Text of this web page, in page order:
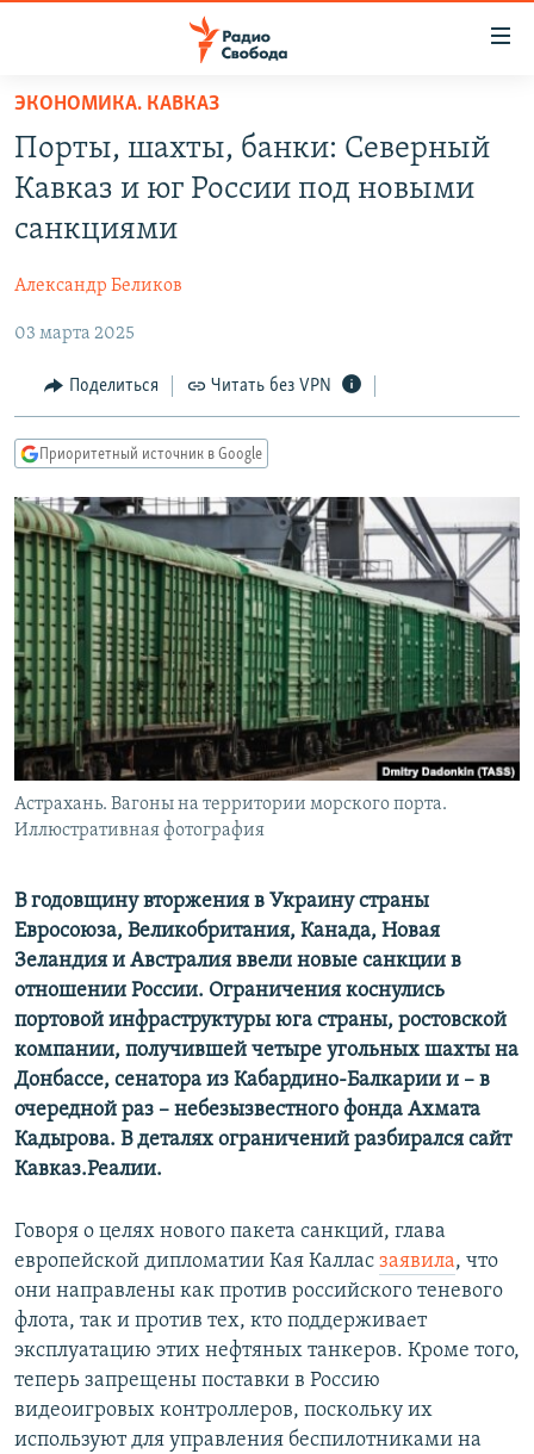
упрощенного
доступа
Вернуться
основному
Вернутся
навигации
Вернутся
поиску
ПОДКАСТЫ
МНЕНИЯ
КУЛЬТУРА
IDEL.РЕАЛИИ
СЕВЕР.РЕАЛИИ
СИБИРЬ.РЕАЛИИ
РАСПИСАНИЕ ВЕЩАНИЯ
ПОДПИШИТЕСЬ НА РАССЫЛКУ
СОЦИАЛЬНЫЕ СЕТИ
Все сайты РСЕ/РС
ЭКОНОМИКА. КАВКАЗ
Порты, шахты, банки: Северный
Кавказ и юг России под новыми
санкциями
Александр Беликов
03 марта 2025
Поделиться Читать без VPN
Приоритетный источник в Google
Астрахань. Вагоны на территории морского порта.
Иллюстративная фотография
В годовщину вторжения в Украину страны
Евросоюза, Великобритания, Канада, Новая
Зеландия и Австралия ввели новые санкции в
отношении России. Ограничения коснулись
портовой инфраструктуры юга страны, ростовской
компании, получившей четыре угольных шахты на
Донбассе, сенатора из Кабардино-Балкарии и – в
очередной раз – небезызвестного фонда Ахмата
Кадырова. В деталях ограничений разбирался сайт
Кавказ.Реалии.
Говоря о целях нового пакета санкций, глава
европейской дипломатии Кая Каллас заявила, что
они направлены как против российского теневого
флота, так и против тех, кто поддерживает
эксплуатацию этих нефтяных танкеров. Кроме того,
теперь запрещены поставки в Россию
видеоигровых контроллеров, поскольку их
используют для управления беспилотниками на